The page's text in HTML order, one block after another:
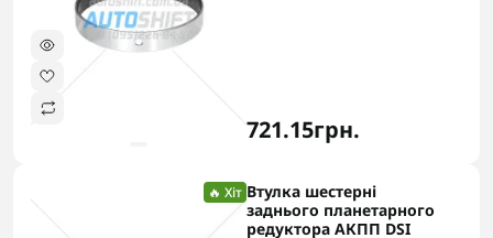
721.15грн.
🔥 Хіт Втулка шестерні
заднього планетарного
редуктора АКПП DSI